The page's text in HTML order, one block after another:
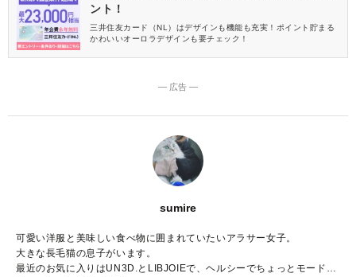
ント！
三井住友カード（NL）はデザインも機能も充実！ポイント貯まる
かわいいオーロラデザインも要チェック！
― 広告 ―
sumire
可愛い洋服と美味しい食べ物に囲まれていたいアラサー女子。
大きな長毛猫の息子がいます。
最近のお気に入りはUN3D.とLIBJOIEで、ヘルシーでちょっとモードな